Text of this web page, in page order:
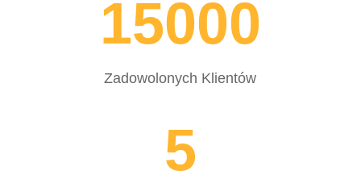
15000
Zadowolonych Klientów
5